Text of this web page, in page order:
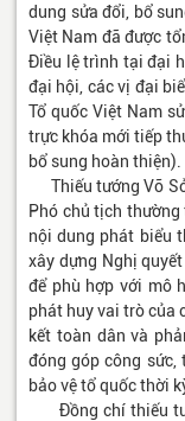
dung sửa đổi, bổ
Việt Nam đã được
Điều lệ trình tại đại
đại hội, các vị đại
Tổ quốc Việt Nam
trực khóa mới tiếp
bổ sung hoàn thiện).
Thiếu tướng Võ
Phó chủ tịch
nội dung phát biểu
xây dựng Nghị
để phù hợp với mô
phát huy vai trò của
kết toàn dân và
đóng góp công sức,
bảo vệ tổ quốc thời
Đồng chí thiếu